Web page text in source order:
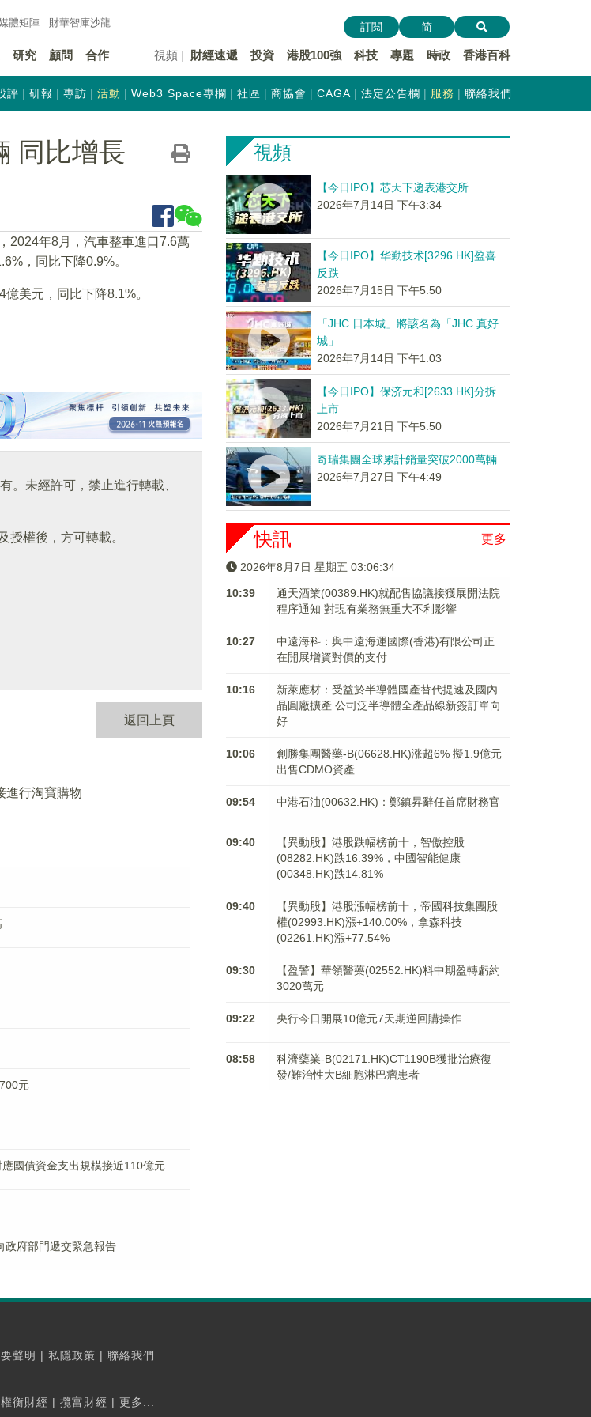
體矩陣 財華智庫沙龍
研究 顧問 合作 視頻 財經速遞 投資 港股100強 科技 專題 時政 香港百科
訂閱 简
評 研報 專訪 活動 Web3 Space專欄 社區 商協會 CAGA 法定公告欄 服務 聯絡我們
同比增長
2024年8月，汽車整車進口7.6萬
，同比下降0.9%。
美元，同比下降8.1%。
。未經許可，禁止進行轉載、
授權後，方可轉載。
返回上頁
進行淘寶購物
元
國債資金支出規模接近110億元
政府部門遞交緊急報告
視頻
【今日IPO】芯天下递表港交所
2026年7月14日 下午3:34
【今日IPO】华勤技术[3296.HK]盈喜
反跌
2026年7月15日 下午5:50
「JHC 日本城」將該名為「JHC 真好
城」
2026年7月14日 下午1:03
【今日IPO】保济元和[2633.HK]分拆
上市
2026年7月21日 下午5:50
奇瑞集團全球累計銷量突破2000萬輛
2026年7月27日 下午4:49
更多
快訊
2026年8月7日 星期五 03:06:34
10:39
通天酒業(00389.HK)就配售協議接獲展開法院
程序通知 對現有業務無重大不利影響
10:27
中遠海科：與中遠海運國際(香港)有限公司正
在開展增資對價的支付
10:16
新萊應材：受益於半導體國產替代提速及國內
晶圓廠擴產 公司泛半導體全產品線新簽訂單向
好
10:06
創勝集團醫藥-B(06628.HK)涨超6% 擬1.9億元
出售CDMO資產
09:54 中港石油(00632.HK)：鄭鎮昇辭任首席財務官
09:40
【異動股】港股跌幅榜前十，智傲控股
(08282.HK)跌16.39%，中國智能健康
(00348.HK)跌14.81%
09:40
【異動股】港股漲幅榜前十，帝國科技集團股
權(02993.HK)漲+140.00%，拿森科技
(02261.HK)漲+77.54%
09:30
【盈警】華領醫藥(02552.HK)料中期盈轉虧約
3020萬元
09:22 央行今日開展10億元7天期逆回購操作
08:58
科濟藥業-B(02171.HK)CT1190B獲批治療復
發/難治性大B細胞淋巴瘤患者
聲明 | 私隱政策 | 聯絡我們
權衡財經 | 攬富財經 | 更多...